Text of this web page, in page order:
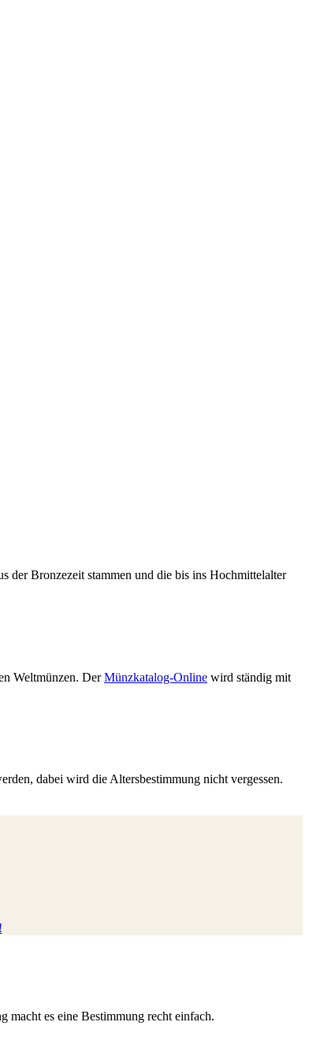
der Bronzezeit stammen und die bis ins Hochmittelalter
Weltmünzen. DerMünzkatalog-Online wird ständig mit
dabei wird die Altersbestimmung nicht vergessen.
macht es eine Bestimmung recht einfach.